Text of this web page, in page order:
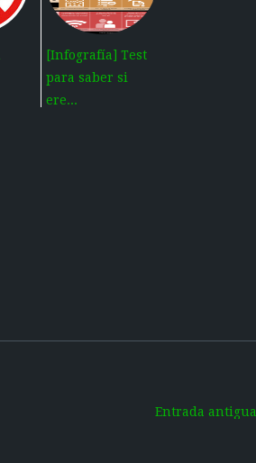
[Infografía] Test
para saber si
ere...
Entrada antigua